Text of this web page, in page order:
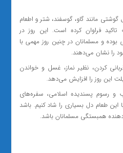
گوشتی مانند گاو، گوسفند، شتر و اطعام
تاکید فراوان کرده است. این روز در
و مسلمانان در چنین روز مهمی با
را نشان می‌دهند.
کردن، نظیر نماز، غسل و خواندن
این روز را افزایش می‌دهد.
و رسوم پسندیده اسلامی، سفره‌های
این طعام دل بسیاری را شاد کنیم. باشد
همبستگی مسلمانان باشد.